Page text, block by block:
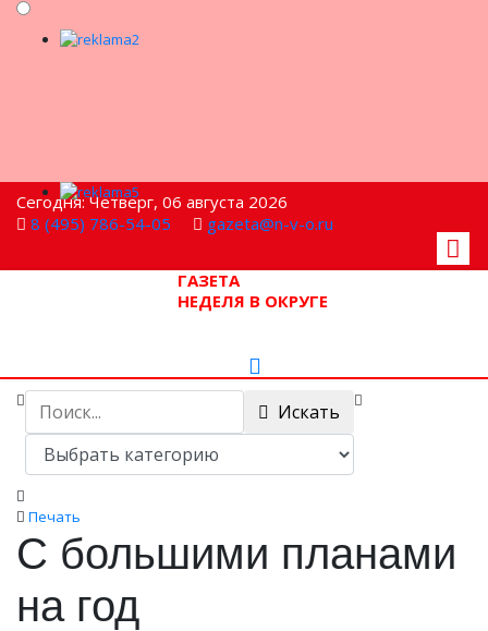
Сегодня: Четверг, 06 августа 2026
8 (495) 786-54-05
gazeta@n-v-o.ru
ГАЗЕТА
НЕДЕЛЯ В ОКРУГЕ
Искать
Печать
С большими планами
на год